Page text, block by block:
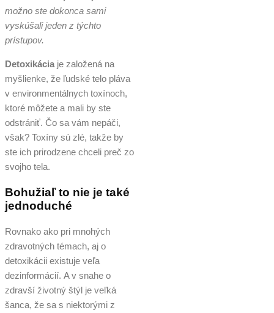
možno ste dokonca sami
vyskúšali jeden z týchto
prístupov.
Detoxikácia je založená na
myšlienke, že ľudské telo pláva
v environmentálnych toxínoch,
ktoré môžete a mali by ste
odstrániť. Čo sa vám nepáči,
však? Toxíny sú zlé, takže by
ste ich prirodzene chceli preč zo
svojho tela.
Bohužiaľ to nie je také
jednoduché
Rovnako ako pri mnohých
zdravotných témach, aj o
detoxikácii existuje veľa
dezinformácií. A v snahe o
zdravší životný štýl je veľká
šanca, že sa s niektorými z